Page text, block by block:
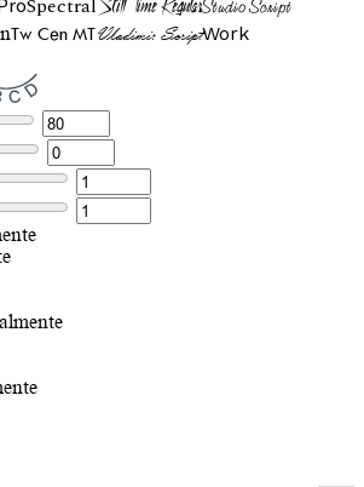
Spectral
Studio Script
Tw Cen MTVladimir ScriptWork